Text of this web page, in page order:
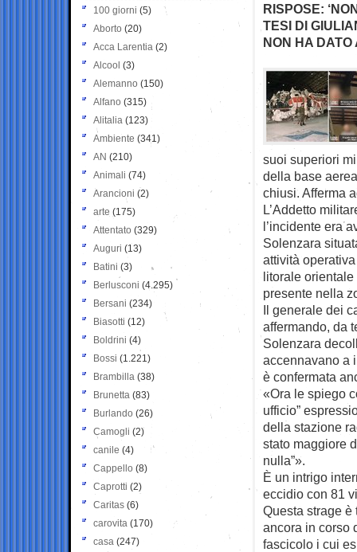
RISPOSE:
TESI DI
NON HA DATO
suoi superiori
della base
chiusi. Afferma
L’Addetto
l’incidente era
Solenzara
attività
litorale orientale
presente nella
Il generale dei
affermando, da
Solenzara
accennavano a
è confermata
«Ora le spiego
ufficio”
della stazione
stato maggiore
nulla”».
È un intrigo
eccidio con 81
Questa strage è
ancora in corso
fascicolo i cui
100 giorni (5)
Aborto (20)
Acca Larentia (2)
Alcool (3)
Alemanno (150)
Alfano (315)
Alitalia (123)
Ambiente (341)
AN (210)
Animali (74)
Arancioni (2)
arte (175)
Attentato (329)
Auguri (13)
Batini (3)
Berlusconi (4.295)
Bersani (234)
Biasotti (12)
Boldrini (4)
Bossi (1.221)
Brambilla (38)
Brunetta (83)
Burlando (26)
Camogli (2)
canile (4)
Cappello (8)
Caprotti (2)
Caritas (6)
carovita (170)
casa (247)